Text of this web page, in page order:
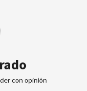
con opinión